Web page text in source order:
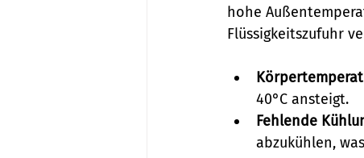
hohe
Flüssigkeitszufuhr
40°C ansteigt.
Fehlende
abzukühlen,